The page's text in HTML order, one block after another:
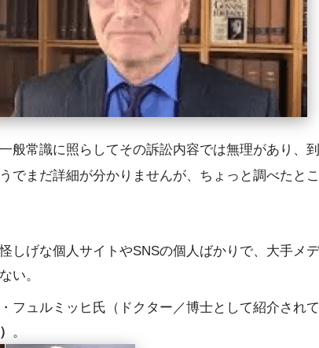
般常識に照らしてその訴訟内容では無理があり、
でまだ詳細が分かりませんが、ちょっと調べたと
しげな個人サイトやSNSの個人ばかりで、大手メ
い。
フュルミッヒ氏（ドクター／博士として紹介されて
。